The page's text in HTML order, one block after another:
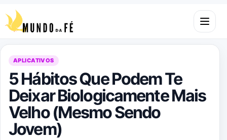
Pular para o conteúdo
Abrir
APLICATIVOS
5 Hábitos Que Podem Te
Deixar Biologicamente Mais
Velho (Mesmo Sendo
Jovem)